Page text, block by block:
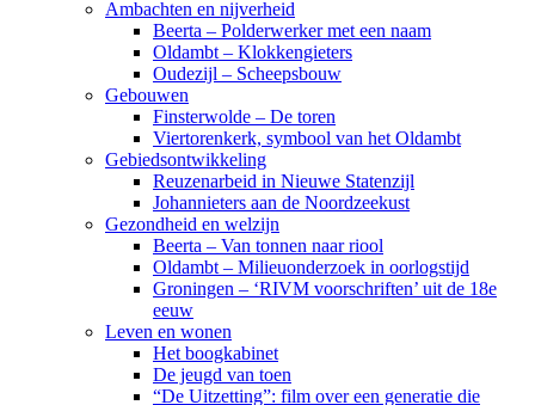
Ambachten en nijverheid
Beerta – Polderwerker met een naam
Oldambt – Klokkengieters
Oudezijl – Scheepsbouw
Gebouwen
Finsterwolde – De toren
Viertorenkerk, symbool van het Oldambt
Gebiedsontwikkeling
Reuzenarbeid in Nieuwe Statenzijl
Johannieters aan de Noordzeekust
Gezondheid en welzijn
Beerta – Van tonnen naar riool
Oldambt – Milieuonderzoek in oorlogstijd
Groningen – ‘RIVM voorschriften’ uit de 18e
eeuw
Leven en wonen
Het boogkabinet
De jeugd van toen
“De Uitzetting”: film over een generatie die